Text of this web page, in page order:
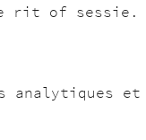
rit of sessie.
analytiques